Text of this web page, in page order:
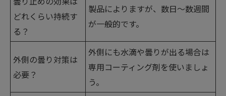
どれくらい持続す
る？
製品によりますが、数日～数週間
が一般的です。
外側の曇り対策は
必要？
外側にも水滴や曇りが出る場合は
専用コーティング剤を使いましょ
う。